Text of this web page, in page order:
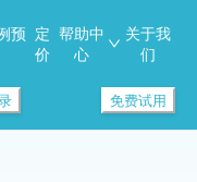
预 定
价
帮助中
心
关于我
们
免费试用